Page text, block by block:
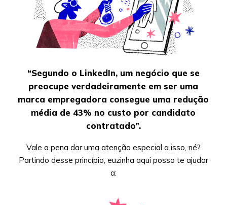
“Segundo o LinkedIn, um negócio que se
preocupe verdadeiramente em ser uma
marca empregadora consegue uma redução
média de 43% no custo por candidato
contratado”.
Vale a pena dar uma atenção especial a isso, né?
Partindo desse princípio, euzinha aqui posso te ajudar
a: